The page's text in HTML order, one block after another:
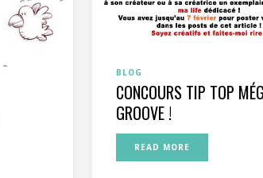
BLOG
CONCOURS TIP TOP
GROOVE !
READ MORE